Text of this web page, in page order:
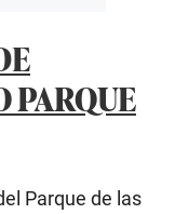
PARQUE
Parque de las